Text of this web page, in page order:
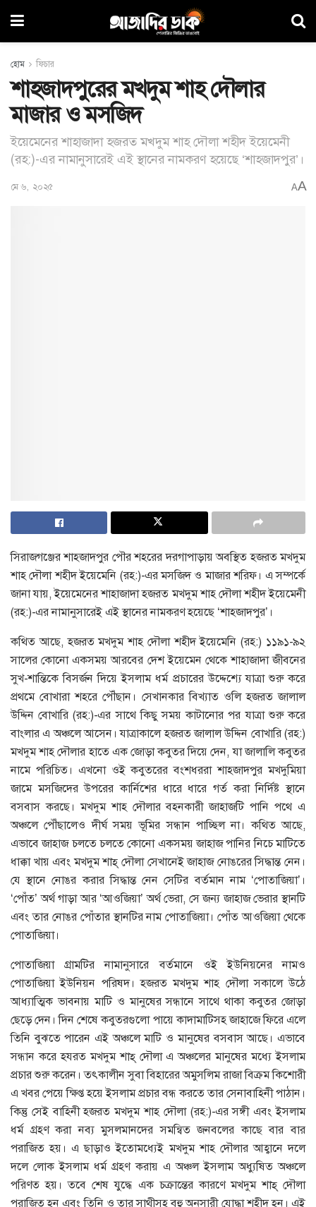
হোম ফিচার
শাহজাদপুরের মখদুম শাহ দৌলার
মাজার ও মসজিদ
ইয়েমেনের শাহাজাদা হজরত মখদুম শাহ দৌলা শহীদ ইয়েমেনী
(রহ:)-এর নামানুসারেই এই স্থানের নামকরণ হয়েছে ‘শাহজাদপুর’।
মে ৬, ২০২৫ AA
সিরাজগঞ্জের শাহজাদপুর পৌর শহরের দরগাপাড়ায় অবস্থিত হজরত মখদুম
শাহ দৌলা শহীদ ইয়েমেনি (রহ:)-এর মসজিদ ও মাজার শরিফ। এ সম্পর্কে
জানা যায়, ইয়েমেনের শাহাজাদা হজরত মখদুম শাহ দৌলা শহীদ ইয়েমেনী
(রহ:)-এর নামানুসারেই এই স্থানের নামকরণ হয়েছে ‘শাহজাদপুর’।
কথিত আছে, হজরত মখদুম শাহ দৌলা শহীদ ইয়েমেনি (রহ:) ১১৯১-৯২
সালের কোনো একসময় আরবের দেশ ইয়েমেন থেকে শাহাজাদা জীবনের
সুখ-শান্তিকে বিসর্জন দিয়ে ইসলাম ধর্ম প্রচারের উদ্দেশ্যে যাত্রা শুরু করে
প্রথমে বোখারা শহরে পৌঁছান। সেখানকার বিখ্যাত ওলি হজরত জালাল
উদ্দিন বোখারি (রহ:)-এর সাথে কিছু সময় কাটানোর পর যাত্রা শুরু করে
বাংলার এ অঞ্চলে আসেন। যাত্রাকালে হজরত জালাল উদ্দিন বোখারি (রহ:)
মখদুম শাহ দৌলার হাতে এক জোড়া কবুতর দিয়ে দেন, যা জালালি কবুতর
নামে পরিচিত। এখনো ওই কবুতরের বংশধররা শাহজাদপুর মখদুমিয়া
জামে মসজিদের উপরের কার্নিশের ধারে ধারে গর্ত করা নির্দিষ্ট স্থানে
বসবাস করছে। মখদুম শাহ দৌলার বহনকারী জাহাজটি পানি পথে এ
অঞ্চলে পৌঁছালেও দীর্ঘ সময় ভূমির সন্ধান পাচ্ছিল না। কথিত আছে,
এভাবে জাহাজ চলতে চলতে কোনো একসময় জাহাজ পানির নিচে মাটিতে
ধাক্কা খায় এবং মখদুম শাহ্ দৌলা সেখানেই জাহাজ নোঙরের সিদ্ধান্ত নেন।
যে স্থানে নোঙর করার সিদ্ধান্ত নেন সেটির বর্তমান নাম ‘পোতাজিয়া’।
‘পোঁত’ অর্থ গাড়া আর ‘আওজিয়া’ অর্থ ভেরা, সে জন্য জাহাজ ভেরার স্থানটি
এবং তার নোঙর পোঁতার স্থানটির নাম পোতাজিয়া। পোঁত আওজিয়া থেকে
পোতাজিয়া।
পোতাজিয়া গ্রামটির নামানুসারে বর্তমানে ওই ইউনিয়নের নামও
পোতাজিয়া ইউনিয়ন পরিষদ। হজরত মখদুম শাহ দৌলা সকালে উঠে
আধ্যাত্মিক ভাবনায় মাটি ও মানুষের সন্ধানে সাথে থাকা কবুতর জোড়া
ছেড়ে দেন। দিন শেষে কবুতরগুলো পায়ে কাদামাটিসহ জাহাজে ফিরে এলে
তিনি বুঝতে পারেন এই অঞ্চলে মাটি ও মানুষের বসবাস আছে। এভাবে
সন্ধান করে হযরত মখদুম শাহ্ দৌলা এ অঞ্চলের মানুষের মধ্যে ইসলাম
প্রচার শুরু করেন। তৎকালীন সুবা বিহারের অমুসলিম রাজা বিক্রম কিশোরী
এ খবর পেয়ে ক্ষিপ্ত হয়ে ইসলাম প্রচার বন্ধ করতে তার সেনাবাহিনী পাঠান।
কিন্তু সেই বাহিনী হজরত মখদুম শাহ দৌলা (রহ:)-এর সঙ্গী এবং ইসলাম
ধর্ম গ্রহণ করা নব্য মুসলমানদের সমন্বিত জনবলের কাছে বার বার
পরাজিত হয়। এ ছাড়াও ইতোমধ্যেই মখদুম শাহ দৌলার আহ্বানে দলে
দলে লোক ইসলাম ধর্ম গ্রহণ করায় এ অঞ্চল ইসলাম অধ্যুষিত অঞ্চলে
পরিণত হয়। তবে শেষ যুদ্ধে এক চক্রান্তের কারণে মখদুম শাহ্ দৌলা
পরাজিত হন এবং তিনি ও তার সাথীসহ বহু অনুসারী যোদ্ধা শহীদ হন। এই